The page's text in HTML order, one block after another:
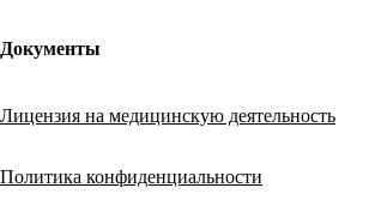
Документы
Лицензия на медицинскую деятельность
Политика конфиденциальности